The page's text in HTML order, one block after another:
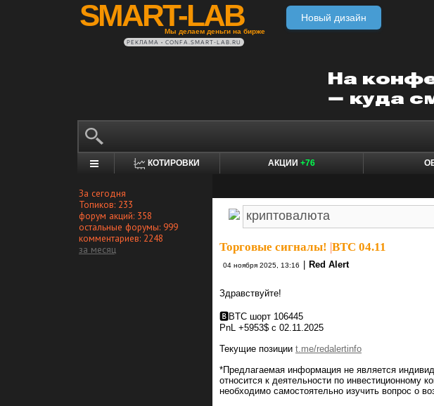
SMART-LAB
Мы делаем деньги на бирже
Новый дизайн
РЕКЛАМА • CONFA.SMART-LAB.RU
КОТИРОВКИ АКЦИИ +76
За сегодня
Топиков: 233
форум акций: 358
остальные форумы: 999
комментариев: 2248
за месяц
Торговые сигналы! BTC 04.11
04 ноября 2025, 13:16 Red Alert
Здравствуйте!
🅱️BTC шорт 106445
PnL +5953$ с 02.11.2025
Текущие позиции t.me/redalertinfo
*Предлагаемая информация не является
относится к деятельности по инвестиционному
необходимо самостоятельно изучить вопрос о